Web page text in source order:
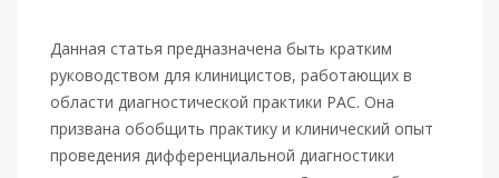
Данная статья предназначена быть кратким
руководством для клиницистов, работающих в
области диагностической практики РАС. Она
призвана обобщить практику и клинический опыт
проведения дифференциальной диагностики